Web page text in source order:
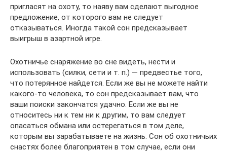
пригласят на охоту, то наяву вам сделают выгодное
предложение, от которого вам не следует
отказываться. Иногда такой сон предсказывает
выигрыш в азартной игре.
Охотничье снаряжение во сне видеть, нести и
использовать (силки, сети и т. п.) — предвестье того,
что потерянное найдется. Если же вы не можете найти
какого-то человека, то сон предсказывает вам, что
ваши поиски закончатся удачно. Если же вы не
относитесь ни к тем ни к другим, то вам следует
опасаться обмана или остерегаться в том деле,
которым вы зарабатываете на жизнь. Сон об охотничьих
снастях более благоприятен в том случае, если они